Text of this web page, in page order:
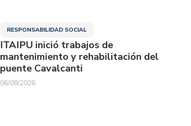
RESPONSABILIDAD SOCIAL
ITAIPU inició trabajos de
mantenimiento y rehabilitación del
puente Cavalcanti
06/08/2026